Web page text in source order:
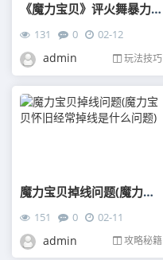
《魔力宝贝》评火舞暴力路线技能加点
131 0 02-12
admin 玩法技巧
魔力宝贝掉线问题(魔力宝贝怀旧经常掉线是什么问题)
151 0 02-11
admin 攻略秘籍